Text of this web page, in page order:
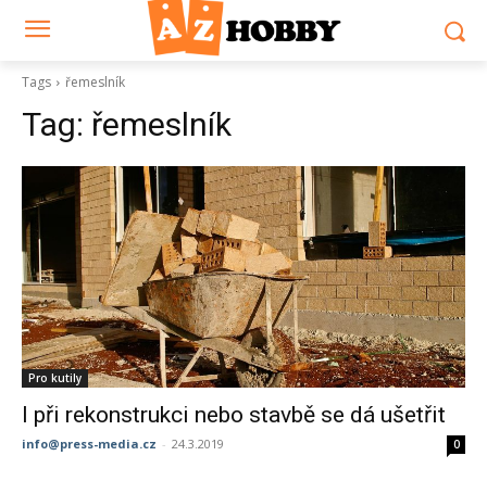
Tags řemeslník
Tag: řemeslník
Pro kutily
I při rekonstrukci nebo stavbě se dá ušetřit
info@press-media.cz - 24.3.2019 0